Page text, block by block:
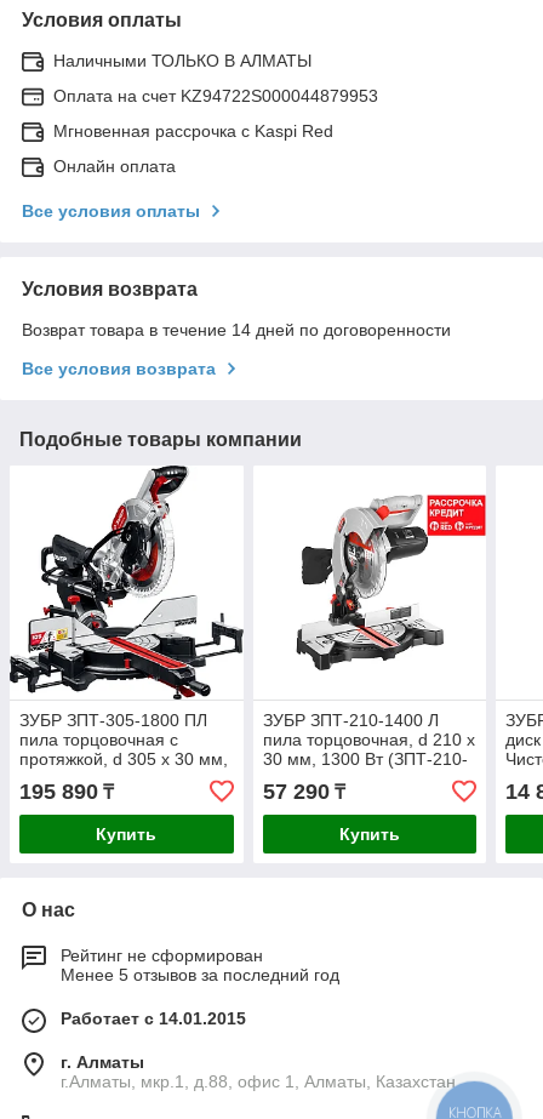
Условия оплаты
Наличными ТОЛЬКО В АЛМАТЫ
Оплата на счет KZ94722S000044879953
Мгновенная рассрочка с Kaspi Red
Онлайн оплата
Все условия оплаты
Условия возврата
Возврат товара в течение 14 дней по договоренности
Все условия возврата
Подобные товары компании
ЗУБР ЗПТ-305-1800 ПЛ
пила торцовочная с
протяжкой, d 305 х 30 мм,
ПЛ)
195 890 ₸
Купить
ЗУБР ЗПТ-210-1400 Л
пила торцовочная, d 210 х
30 мм, 1300 Вт (ЗПТ-210-
57 290₸
Купить
14
О нас
Рейтинг не сформирован
Менее 5 отзывов за последний год
Работает с 14.01.2015
г. Алматы
г.Алматы, мкр.1, д.88, офис 1, Алматы, Казахстан
КНОПКА